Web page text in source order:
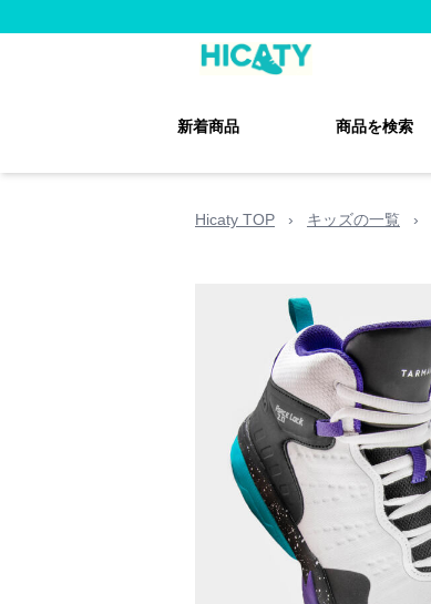
新着商品 商品を検索
Hicaty TOP › キッズの一覧 ›